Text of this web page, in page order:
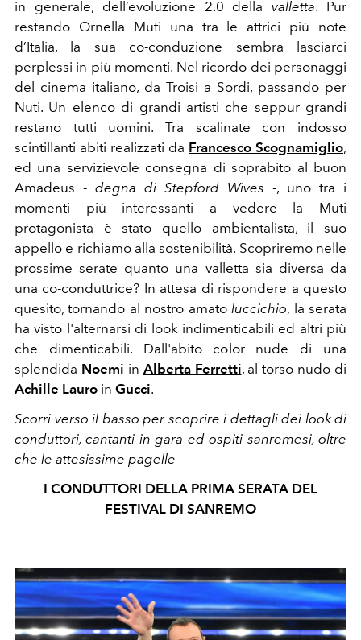
in generale, dell’evoluzione 2.0 dellavalletta. Pur
restando Ornella Muti una tra le attrici più note
d’Italia, la sua co-conduzione sembra lasciarci
perplessi in più momenti. Nel ricordo dei personaggi
del cinema italiano, da Troisi a Sordi, passando per
Nuti. Un elenco di grandi artisti che seppur grandi
restano tutti uomini. Tra scalinate con indosso
scintillanti abiti realizzati da Francesco Scognamiglio,
ed una servizievole consegna di soprabito al buon
Amadeus - degna di Stepford Wives -, uno tra i
momenti più interessanti a vedere la Muti
protagonista è stato quello ambientalista, il suo
appello e richiamo alla sostenibilità. Scopriremo nelle
prossime serate quanto una valletta sia diversa da
una co-conduttrice? In attesa di rispondere a questo
quesito, tornando al nostro amatoluccichio, la serata
ha visto l'alternarsi di look indimenticabili ed altri più
che dimenticabili. Dall'abito color nude di una
splendida Noemi in Alberta Ferretti, al torso nudo di
Achille Lauro in Gucci.
Scorri verso il basso per scoprire i dettagli dei look di
conduttori, cantanti in gara ed ospiti sanremesi, oltre
che le attesissime pagelle
I CONDUTTORI DELLA PRIMA SERATA DEL
FESTIVAL DI SANREMO